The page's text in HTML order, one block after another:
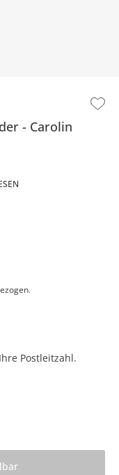
Carolin
Postleitzahl.